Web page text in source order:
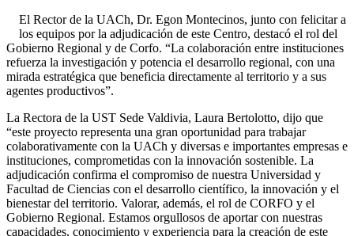
El Rector de la UACh, Dr. Egon Montecinos, junto con felicitar a
los equipos por la adjudicación de este Centro, destacó el rol del
Gobierno Regional y de Corfo. “La colaboración entre instituciones
refuerza la investigación y potencia el desarrollo regional, con una
mirada estratégica que beneficia directamente al territorio y a sus
agentes productivos”.
La Rectora de la UST Sede Valdivia, Laura Bertolotto, dijo que
“este proyecto representa una gran oportunidad para trabajar
colaborativamente con la UACh y diversas e importantes empresas e
instituciones, comprometidas con la innovación sostenible. La
adjudicación confirma el compromiso de nuestra Universidad y
Facultad de Ciencias con el desarrollo científico, la innovación y el
bienestar del territorio. Valorar, además, el rol de CORFO y el
Gobierno Regional. Estamos orgullosos de aportar con nuestras
capacidades, conocimiento y experiencia para la creación de este